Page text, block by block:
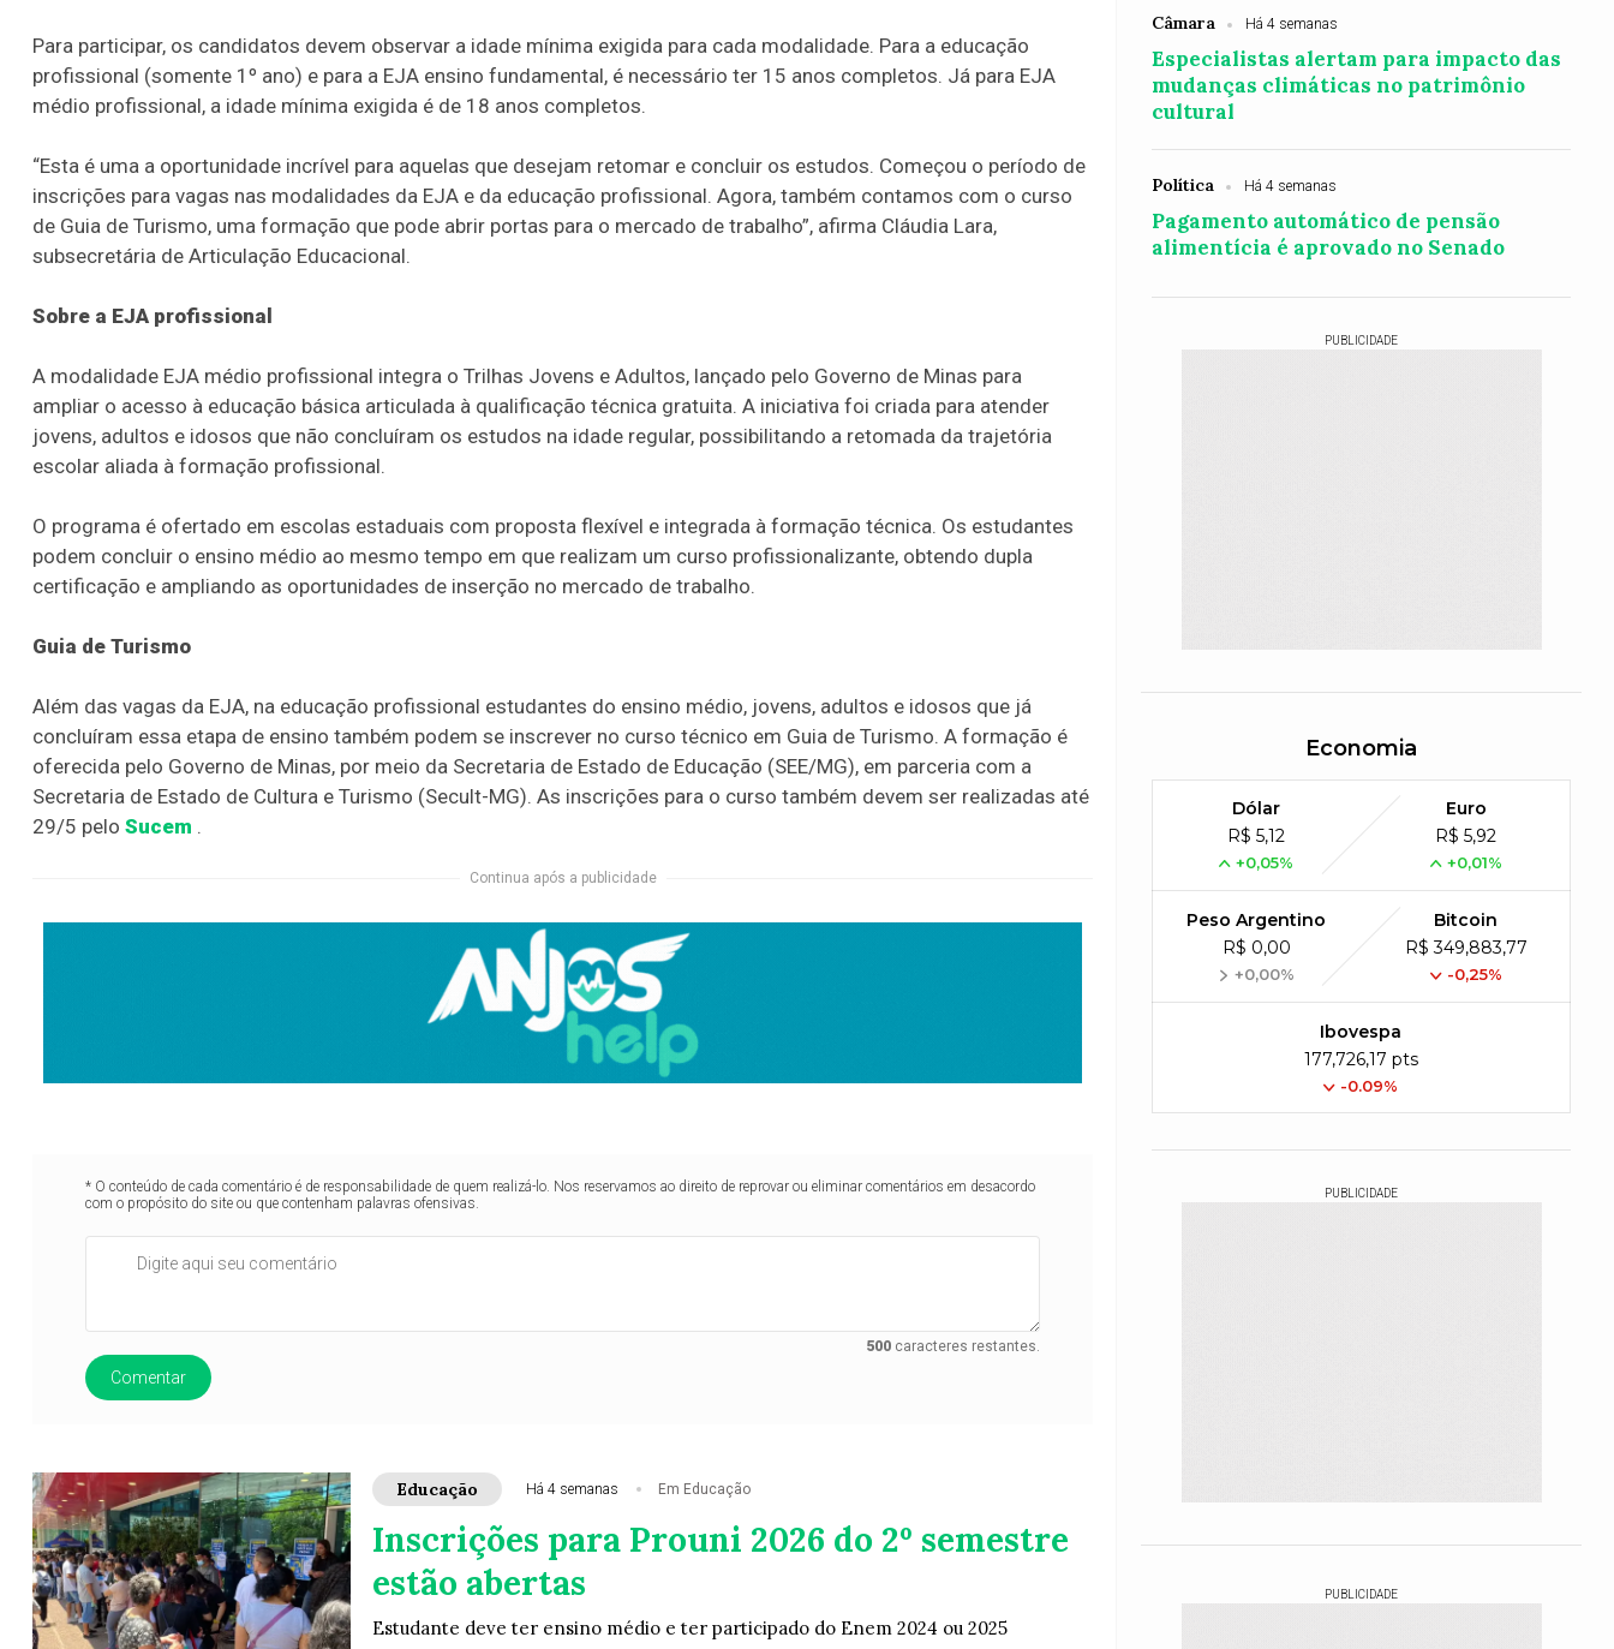
Para participar, os candidatos devem observar a idade mínima exigida para cada modalidade. Para a educação
profissional (somente 1º ano) e para a EJA ensino fundamental, é necessário ter 15 anos completos. Já para EJA
médio profissional, a idade mínima exigida é de 18 anos completos.
“Esta é uma a oportunidade incrível para aquelas que desejam retomar e concluir os estudos. Começou o período de
inscrições para vagas nas modalidades da EJA e da educação profissional. Agora, também contamos com o curso
de Guia de Turismo, uma formação que pode abrir portas para o mercado de trabalho”, afirma Cláudia Lara,
subsecretária de Articulação Educacional.
Sobre a EJA profissional
A modalidade EJA médio profissional integra o Trilhas Jovens e Adultos, lançado pelo Governo de Minas para
ampliar o acesso à educação básica articulada à qualificação técnica gratuita. A iniciativa foi criada para atender
jovens, adultos e idosos que não concluíram os estudos na idade regular, possibilitando a retomada da trajetória
escolar aliada à formação profissional.
O programa é ofertado em escolas estaduais com proposta flexível e integrada à formação técnica. Os estudantes
podem concluir o ensino médio ao mesmo tempo em que realizam um curso profissionalizante, obtendo dupla
certificação e ampliando as oportunidades de inserção no mercado de trabalho.
Guia de Turismo
Além das vagas da EJA, na educação profissional estudantes do ensino médio, jovens, adultos e idosos que já
concluíram essa etapa de ensino também podem se inscrever no curso técnico em Guia de Turismo. A formação é
oferecida pelo Governo de Minas, por meio da Secretaria de Estado de Educação (SEE/MG), em parceria com a
Secretaria de Estado de Cultura e Turismo (Secult-MG). As inscrições para o curso também devem ser realizadas até
29/5 pelo Sucem .
Continua após a publicidade
* O conteúdo de cada comentário é de responsabilidade de quem realizá-lo. Nos reservamos ao direito de reprovar ou eliminar comentários em desacordo
com o propósito do site ou que contenham palavras ofensivas.
500caracteres restantes.
Comentar
Educação Há 4 semanas Em Educação
Inscrições para Prouni 2026 do 2º semestre
estão abertas
Estudante deve ter ensino médio e ter participado do Enem 2024 ou 2025
Câmara Há 4 semanas
Especialistas alertam para impacto das
mudanças climáticas no patrimônio
cultural
Política Há 4 semanas
Pagamento automático de pensão
alimentícia é aprovado no Senado
PUBLICIDADE
Economia
Dólar
R$ 5,12
+0,05%
Euro
R$ 5,92
+0,01%
Peso Argentino
R$ 0,00
+0,00%
Bitcoin
R$ 349,883,77
-0,25%
Ibovespa
177,726,17 pts
-0.09%
PUBLICIDADE
PUBLICIDADE